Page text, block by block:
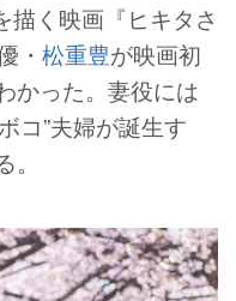
く映画『ヒキタさ
・ 松重豊が映画初
かった。妻役には
コ”夫婦が誕生す